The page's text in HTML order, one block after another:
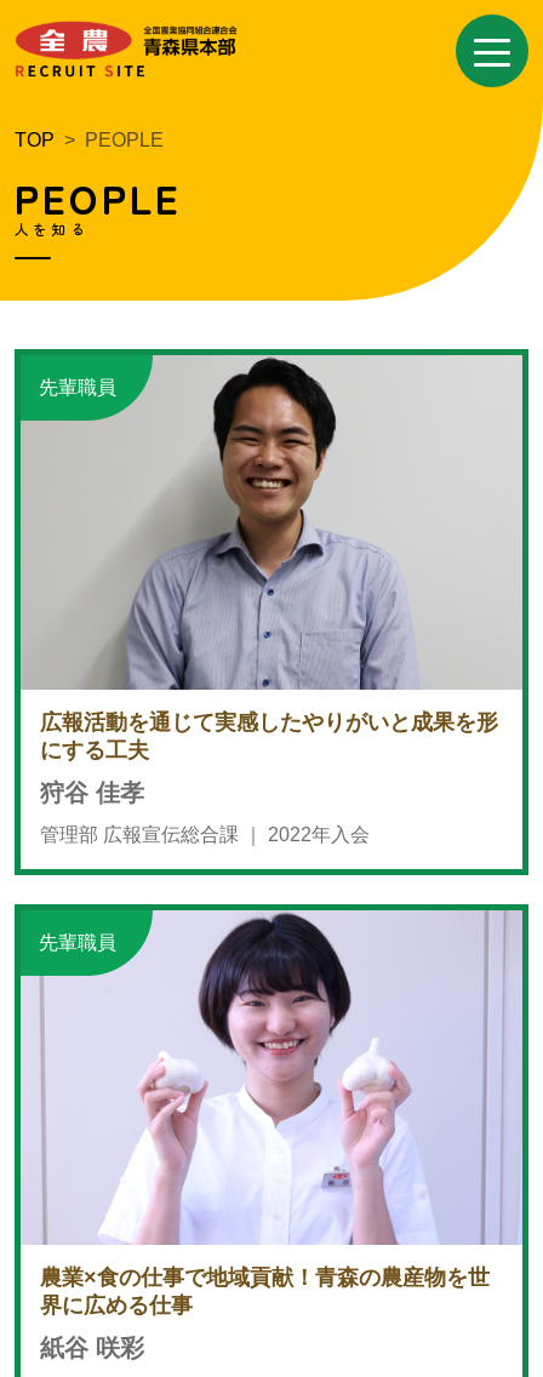
the
TOP
PEOPLE
PEOPLE
人を知る
先輩職員
広報活動を通じて実感したやりがいと成果を形
にする工夫
狩谷 佳孝
管理部 広報宣伝総合課 ｜ 2022年入会
先輩職員
農業×食の仕事で地域貢献！青森の農産物を世
界に広める仕事
紙谷 咲彩